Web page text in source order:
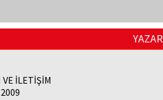
YAZAR
İLETİŞİM